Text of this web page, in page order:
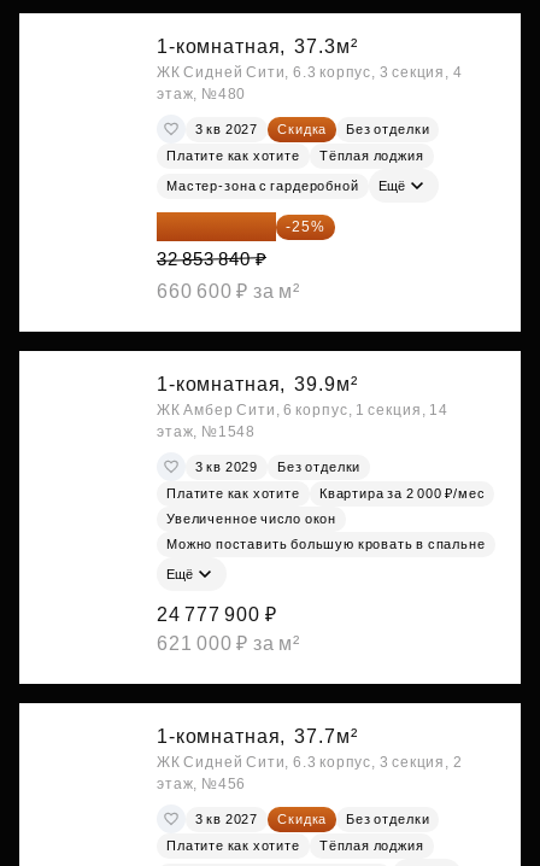
1-комнатная, 37.3м²
ЖК Сидней Сити, 6.3 корпус, 3 секция, 4
этаж, №480
3 кв 2027 Скидка
Без отделки
Платите как хотите
Тёплая лоджия
Мастер-зона с гардеробной Ещё
24 640 380 ₽ -25%
32 853 840 ₽
660 600 ₽ за м²
1-комнатная, 39.9м²
ЖК Амбер Сити, 6 корпус, 1 секция, 14
этаж, №1548
3 кв 2029
Без отделки
Платите как хотите
Квартира за 2 000 ₽/мес
Увеличенное число окон
Можно поставить большую кровать в спальне
Ещё
24 777 900 ₽
621 000 ₽ за м²
1-комнатная, 37.7м²
ЖК Сидней Сити, 6.3 корпус, 3 секция, 2
этаж, №456
3 кв 2027 Скидка
Без отделки
Платите как хотите
Тёплая лоджия